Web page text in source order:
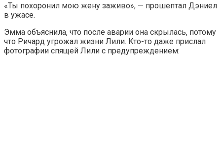
«Ты похоронил мою жену заживо», — прошептал Дэниел
в ужасе.
Эмма объяснила, что после аварии она скрылась, потому
что Ричард угрожал жизни Лили. Кто-то даже прислал
фотографии спящей Лили с предупреждением: